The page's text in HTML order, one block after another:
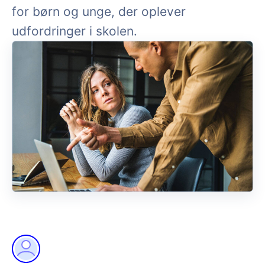
for børn og unge, der oplever
udfordringer i skolen.